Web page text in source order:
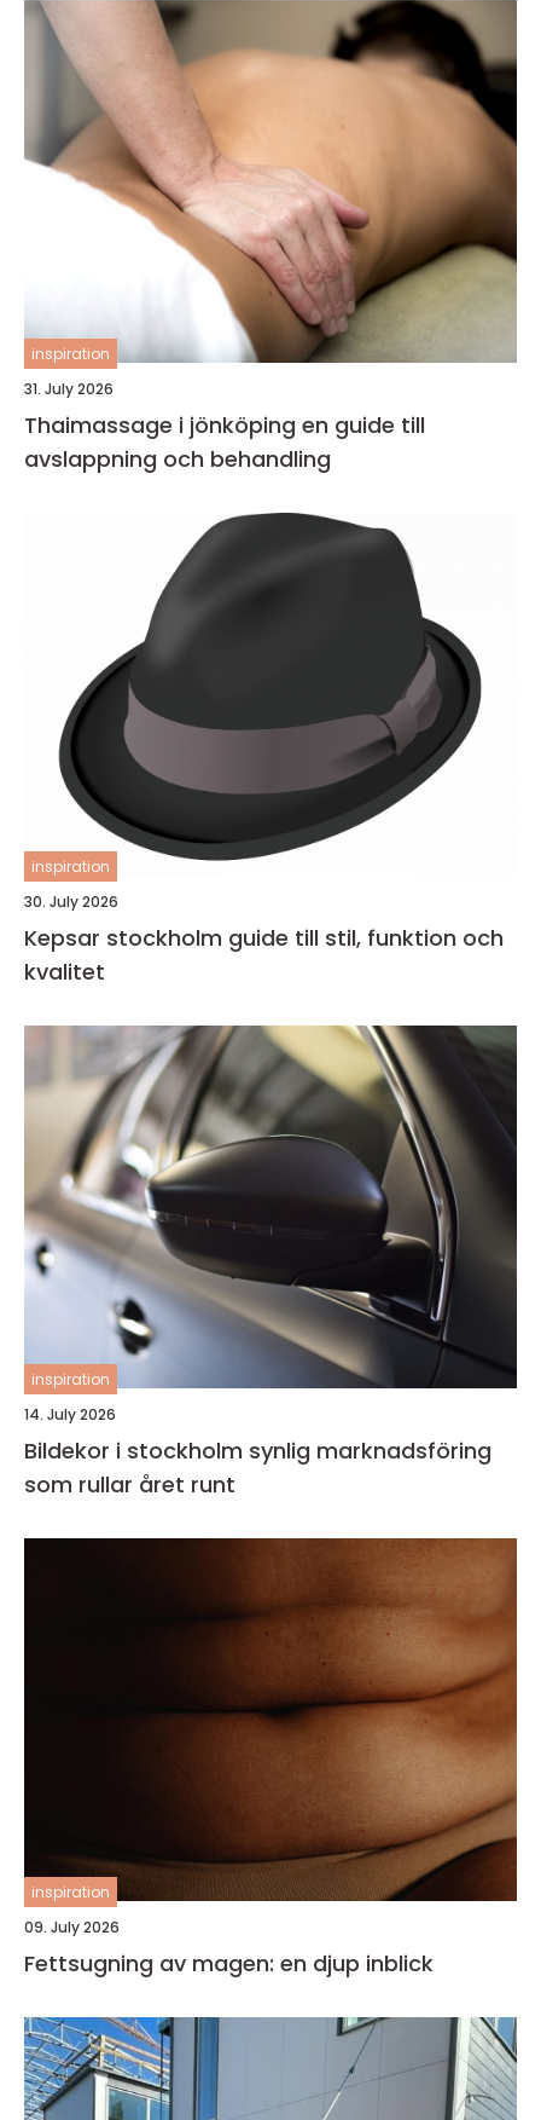
inspiration
31. July 2026
Thaimassage i jönköping en guide till
avslappning och behandling
inspiration
30. July 2026
Kepsar stockholm guide till stil, funktion och
kvalitet
inspiration
14. July 2026
Bildekor i stockholm synlig marknadsföring
som rullar året runt
inspiration
09. July 2026
Fettsugning av magen: en djup inblick